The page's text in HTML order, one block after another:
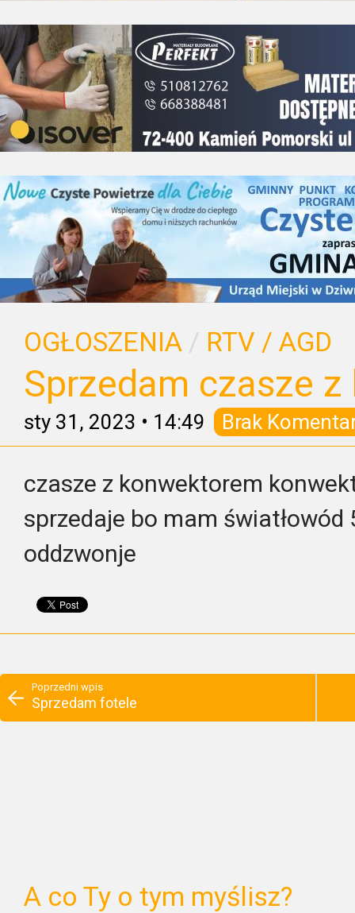
OGŁOSZENIA / RTV / AGD
Sprzedam czasze
sty 31, 2023 • 14:49 Brak
czasze z konwektorem
sprzedaje bo mam
oddzwonje
Poprzedni wpis
Sprzedam fotele
A co Ty o tym myślisz?